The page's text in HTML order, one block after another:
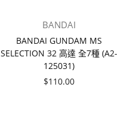
BANDAI
BANDAI GUNDAM MS
SELECTION 32 高達 全7種 (A2-
125031)
價
$110.00